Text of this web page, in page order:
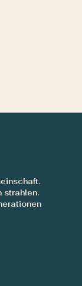
strahlen.